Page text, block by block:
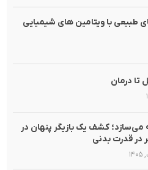
طبیعی با ویتامین های شیمیایی
تا درمان
کشف یک بازیگر پنهان در
در قدرت بدنی